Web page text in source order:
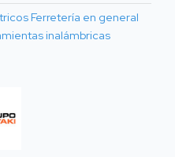
Ferretería en general
inalámbricas